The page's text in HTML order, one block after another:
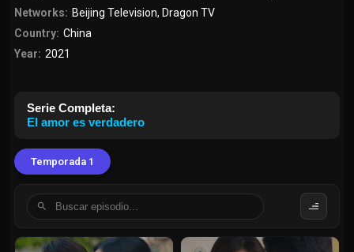
Networks: Beijing Television, Dragon TV
Country: China
Year: 2021
Serie Completa:
El amor es verdadero
Temporada 1